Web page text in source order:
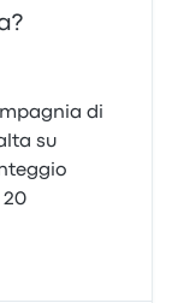
di
su
20